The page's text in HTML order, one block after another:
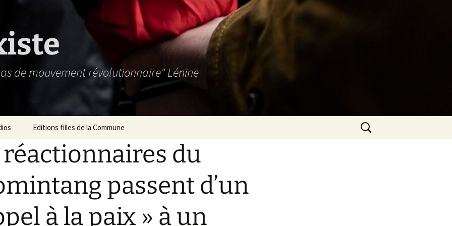
de mouvement révolutionnaire" Lénine
Editions filles de la Commune Rechercher :
réactionnaires du
passent d’un
à la paix » à un